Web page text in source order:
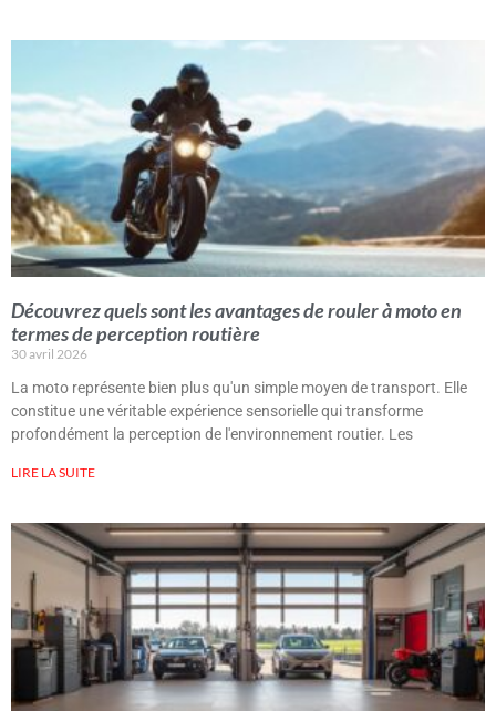
Découvrez quels sont les avantages de rouler à moto en
termes de perception routière
30 avril 2026
La moto représente bien plus qu'un simple moyen de transport. Elle
constitue une véritable expérience sensorielle qui transforme
profondément la perception de l'environnement routier. Les
LIRE LA SUITE